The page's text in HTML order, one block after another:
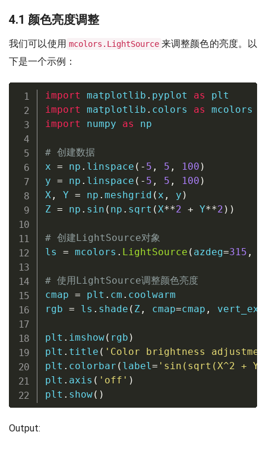
4.1 颜色亮度调整
我们可以使用 mcolors.LightSource 来调整颜色的亮度。以
下是一个示例：
import matplotlib . pyplot as
import matplotlib . colors as
import numpy as np
# 创建数据
x = np . linspace ( - 5 , 5 , 100 )
y = np . linspace ( - 5 , 5 , 100 )
X, Y = np . meshgrid ( x , y )
Z = np . sin ( np . sqrt (X**2 + Y**2 ) )
# 创建LightSource对象
ls = mcolors . LightSource ( azdeg=315 ,
# 使用LightSource调整颜色亮度
cmap = plt . cm . coolwarm
rgb = ls . shade ( Z, cmap=cmap ,
plt . imshow( rgb )
plt . title ( 'Color brightness
plt . colorbar ( label= 'sin(sqrt(X^2 +
plt . axis ( 'off' )
plt . show( )
Output: